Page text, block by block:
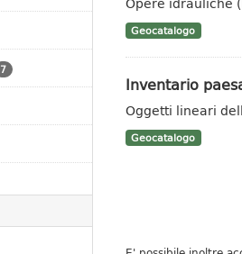
7
Geocatalogo
Inventario
Oggetti lineari
Geocatalogo